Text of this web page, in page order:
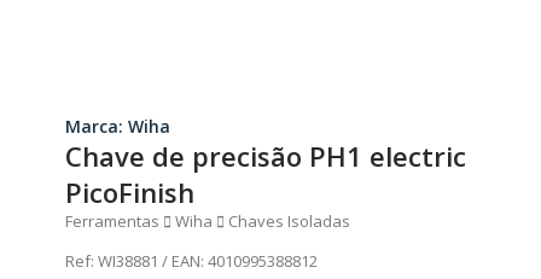
Marca: Wiha
Chave de precisão PH1 electric
PicoFinish
Ferramentas Wiha
Chaves Isoladas
Ref: WI38881 / EAN: 4010995388812